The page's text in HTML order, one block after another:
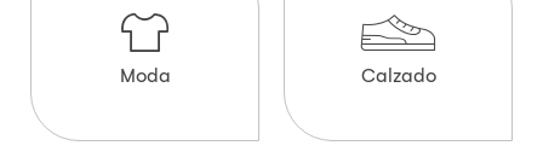
Moda Calzado